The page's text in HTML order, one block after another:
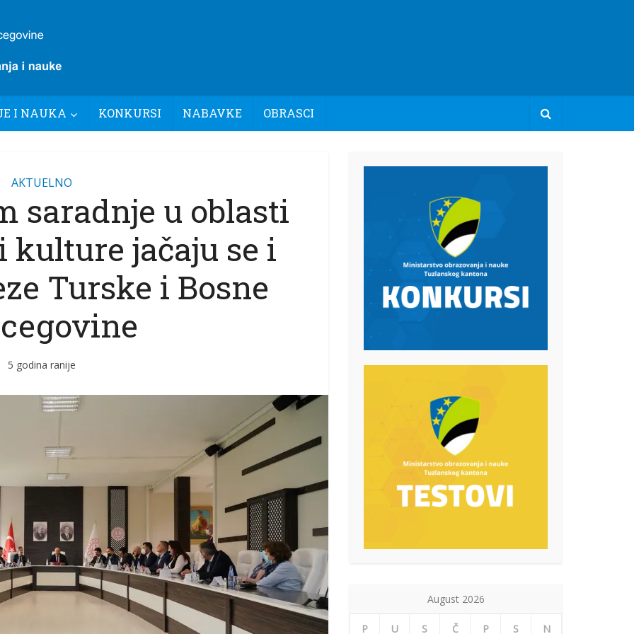
I NAUKA KONKURSI NABAVKE OBRASCI
AKTUELNO
saradnje u oblasti
kulture jačaju se i
Turske i Bosne
5 godina ranije
August 2026
P U S Č P S N